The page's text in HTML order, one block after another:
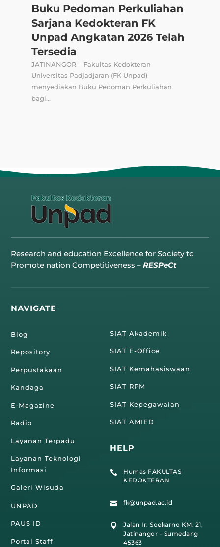
Buku Pedoman Perkuliahan
Sarjana Kedokteran FK
Unpad Angkatan 2026 Telah
Tersedia
JATINANGOR – Fakultas Kedokteran
Universitas Padjadjaran (FK Unpad)
menyediakan Buku Pedoman Perkuliahan
bagi...
Research and education Excellence for Society to
Promote nation Competitiveness –RESPeCt
NAVIGATE
Blog
Repository
Perpustakaan
Kandaga
E-Magazine
Radio
Layanan Terpadu
Layanan Teknologi
Informasi
Galeri Wisuda
UNPAD
PAUS ID
Portal Staff
SIAT Akademik
SIAT E-Office
SIAT Kemahasiswaan
SIAT RPM
SIAT Kepegawaian
SIAT AMIED
HELP

Humas FAKULTAS
KEDOKTERAN
 fk@unpad.ac.id

Jalan Ir. Soekarno KM. 21,
Jatinangor - Sumedang
45363